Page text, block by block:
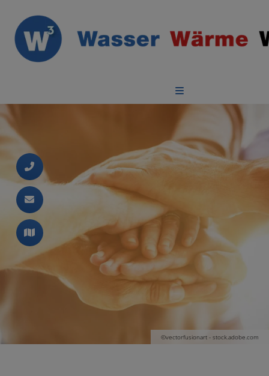
©vectorfusionart - stock.adobe.com
schließen
schließen
und schließen
schließen
öffnen und schließen